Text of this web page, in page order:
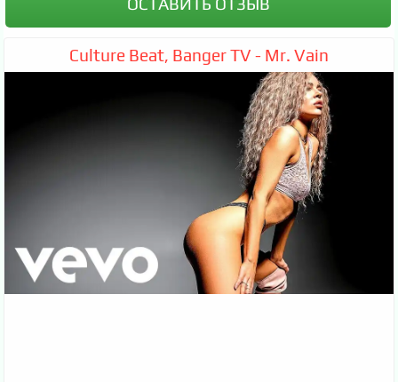
Culture Beat, Banger TV - Mr. Vain